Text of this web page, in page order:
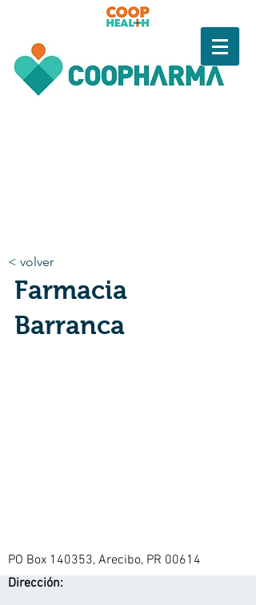
< volver
Farmacia
Barranca
PO Box 140353, Arecibo, PR 00614
Dirección: